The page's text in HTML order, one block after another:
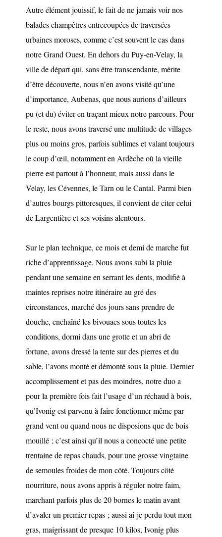
Autre élément jouissif, le fait de ne jamais voir nos
balades champêtres entrecoupées de traversées
urbaines moroses, comme c’est souvent le cas dans
notre Grand Ouest. En dehors du Puy-en-Velay, la
ville de départ qui, sans être transcendante, mérite
d’être découverte, nous n’en avons visité qu’une
d’importance, Aubenas, que nous aurions d’ailleurs
pu (et du) éviter en traçant mieux notre parcours. Pour
le reste, nous avons traversé une multitude de villages
plus ou moins gros, parfois sublimes et valant toujours
le coup d’œil, notamment en Ardèche où la vieille
pierre est partout à l’honneur, mais aussi dans le
Velay, les Cévennes, le Tarn ou le Cantal. Parmi bien
d’autres bourgs pittoresques, il convient de citer celui
de Largentière et ses voisins alentours.
Sur le plan technique, ce mois et demi de marche fut
riche d’apprentissage. Nous avons subi la pluie
pendant une semaine en serrant les dents, modifié à
maintes reprises notre itinéraire au gré des
circonstances, marché des jours sans prendre de
douche, enchaîné les bivouacs sous toutes les
conditions, dormi dans une grotte et un abri de
fortune, avons dressé la tente sur des pierres et du
sable, l’avons monté et démonté sous la pluie. Dernier
accomplissement et pas des moindres, notre duo a
pour la première fois fait l’usage d’un réchaud à bois,
qu’Ivonig est parvenu à faire fonctionner même par
grand vent ou quand nous ne disposions que de bois
mouillé ; c’est ainsi qu’il nous a concocté une petite
trentaine de repas chauds, pour une grosse vingtaine
de semoules froides de mon côté. Toujours côté
nourriture, nous avons appris à réguler notre faim,
marchant parfois plus de 20 bornes le matin avant
d’avaler un premier repas ; aussi ai-je perdu tout mon
gras, maigrissant de presque 10 kilos, Ivonig plus